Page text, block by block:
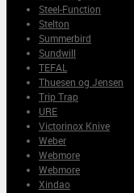
Steel-Function
Stelton
Summerbird
Sundwill
TEFAL
Thuesen og Jensen
Trip Trap
URE
Victorinox Knive
Weber
Webmore
Webmore
Xindao